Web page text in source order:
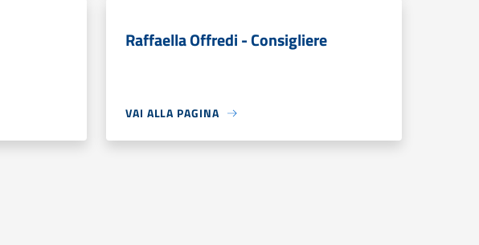
Raffaella Offredi - Consigliere
VAI ALLA PAGINA